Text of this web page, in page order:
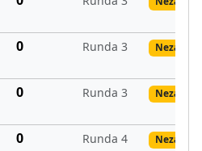
0 Runda 3
0 Runda 3
0 Runda 4